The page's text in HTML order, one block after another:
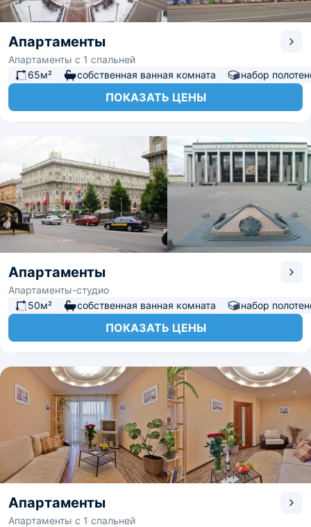
Апартаменты
Апартаменты с 1 спальней
65м²
собственная ванная комната набор
ПОКАЗАТЬ ЦЕНЫ
Апартаменты
Апартаменты-студио
50м²
собственная ванная комната набор
ПОКАЗАТЬ ЦЕНЫ
Апартаменты
Апартаменты с 1 спальней